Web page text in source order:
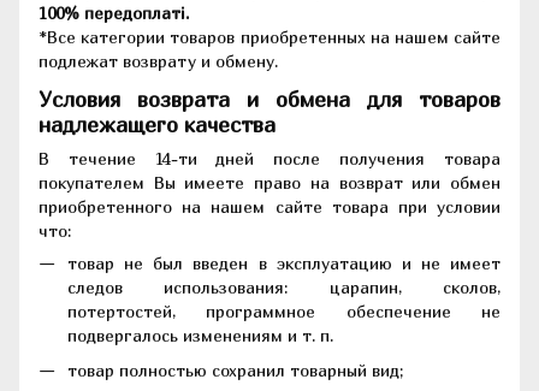
100% передоплаті.
*Все категории товаров приобретенных на нашем сайте
подлежат возврату и обмену.
Условия возврата и обмена для товаров
надлежащего качества
В течение 14-ти дней после получения товара
покупателем Вы имеете право на возврат или обмен
приобретенного на нашем сайте товара при условии
что:
товар не был введен в эксплуатацию и не имеет
следов использования: царапин, сколов,
потертостей, программное обеспечение не
подвергалось изменениям и т. п.
товар полностью сохранил товарный вид;